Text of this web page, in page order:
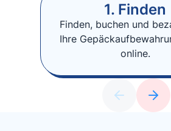
1. Finden
Finden, buchen und
Ihre
online.